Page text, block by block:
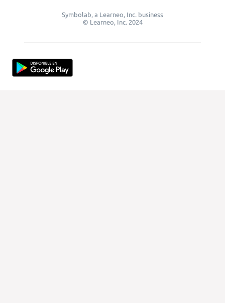
Symbolab, a Learneo, Inc. business
© Learneo, Inc. 2024